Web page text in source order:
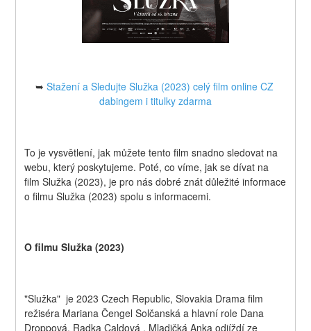
➥ Stažení a Sledujte Služka (2023) celý film online CZ
dabingem i titulky zdarma
To je vysvětlení, jak můžete tento film snadno sledovat na
webu, který poskytujeme. Poté, co víme, jak se dívat na
film Služka (2023), je pro nás dobré znát důležité informace
o filmu Služka (2023) spolu s informacemi.
O filmu Služka (2023)
"Služka"  je 2023 Czech Republic, Slovakia Drama film
režiséra Mariana Čengel Solčanská a hlavní role Dana
Droppová, Radka Caldová . Mladičká Anka odjíždí ze